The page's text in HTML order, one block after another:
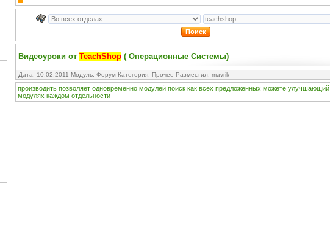
Видеоуроки от TeachShop ( Операционные Системы)
Дата: 10.02.2011 Модуль: Форум Категория: Прочее Разместил: mavrik
производить позволяет одновременно модулей поиск как всех предложенных можете улучшающий
модулях каждом отдельности